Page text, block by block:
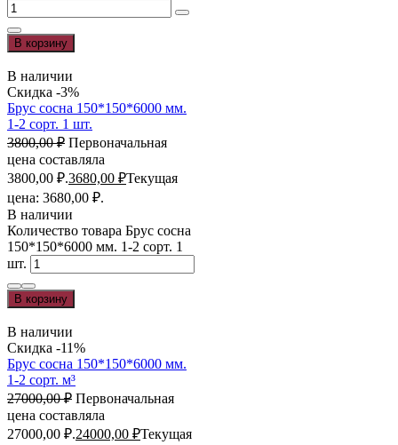
В корзину
В наличии
Скидка -3%
Брус сосна 150*150*6000 мм.
1-2 сорт. 1 шт.
3800,00₽ Первоначальная
цена составляла
3800,00 ₽.3680,00 ₽Текущая
цена: 3680,00 ₽.
В наличии
Количество товара Брус сосна
150*150*6000 мм. 1-2 сорт. 1
шт.
В корзину
В наличии
Скидка -11%
Брус сосна 150*150*6000 мм.
1-2 сорт. м³
27000,00₽ Первоначальная
цена составляла
27000,00 ₽.24000,00 ₽Текущая